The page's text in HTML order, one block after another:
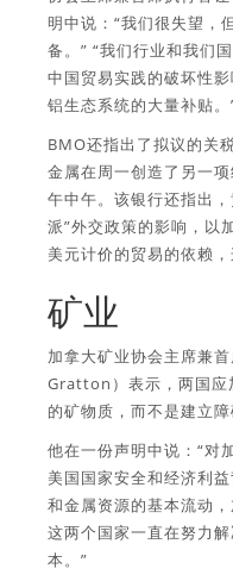
明中说：“我们很失望，
备。” “我们行业和我们
中国贸易实践的破坏性
铝生态系统的大量补贴。
BMO还指出了拟议的关
金属在周一创造了另一
午中午。该银行还指出
派”外交政策的影响，以
美元计价的贸易的依赖，
矿业
加拿大矿业协会主席兼
Gratton）表示，两国应
的矿物质，而不是建立障
他在一份声明中说：“对
美国国家安全和经济利
和金属资源的基本流动
这两个国家一直在努力
本。”